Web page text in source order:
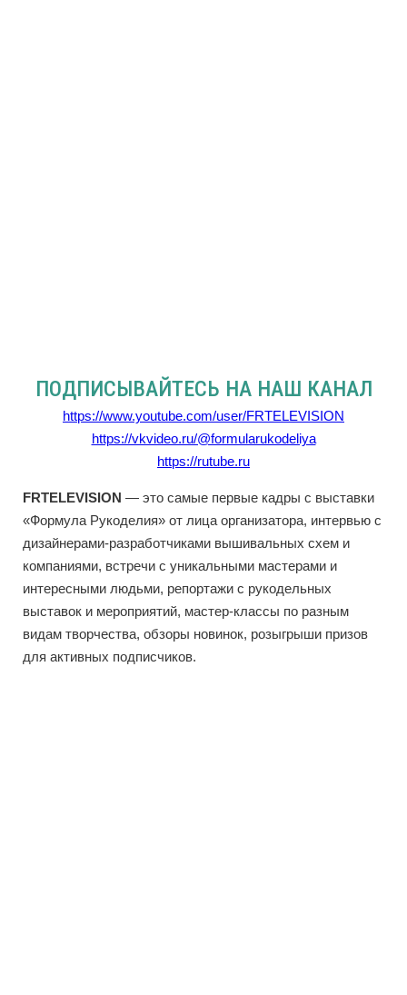
ПОДПИСЫВАЙТЕСЬ НА НАШ КАНАЛ
https://www.youtube.com/user/FRTELEVISION
https://vkvideo.ru/@formularukodeliya
https://rutube.ru
FRTELEVISION — это самые первые кадры с выставки
«Формула Рукоделия» от лица организатора, интервью с
дизайнерами-разработчиками вышивальных схем и
компаниями, встречи с уникальными мастерами и
интересными людьми, репортажи с рукодельных
выставок и мероприятий, мастер-классы по разным
видам творчества, обзоры новинок, розыгрыши призов
для активных подписчиков.